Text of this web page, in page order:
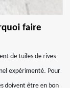
faire
de tuiles de rives
expérimenté. Pour
doivent être en bon